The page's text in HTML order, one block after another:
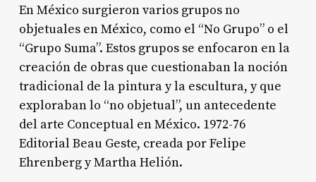
En México surgieron varios grupos no
objetuales en México, como el “No Grupo” o el
“Grupo Suma”. Estos grupos se enfocaron en la
creación de obras que cuestionaban la noción
tradicional de la pintura y la escultura, y que
exploraban lo “no objetual”, un antecedente
del arte Conceptual en México. 1972-76
Editorial Beau Geste, creada por Felipe
Ehrenberg y Martha Helión.